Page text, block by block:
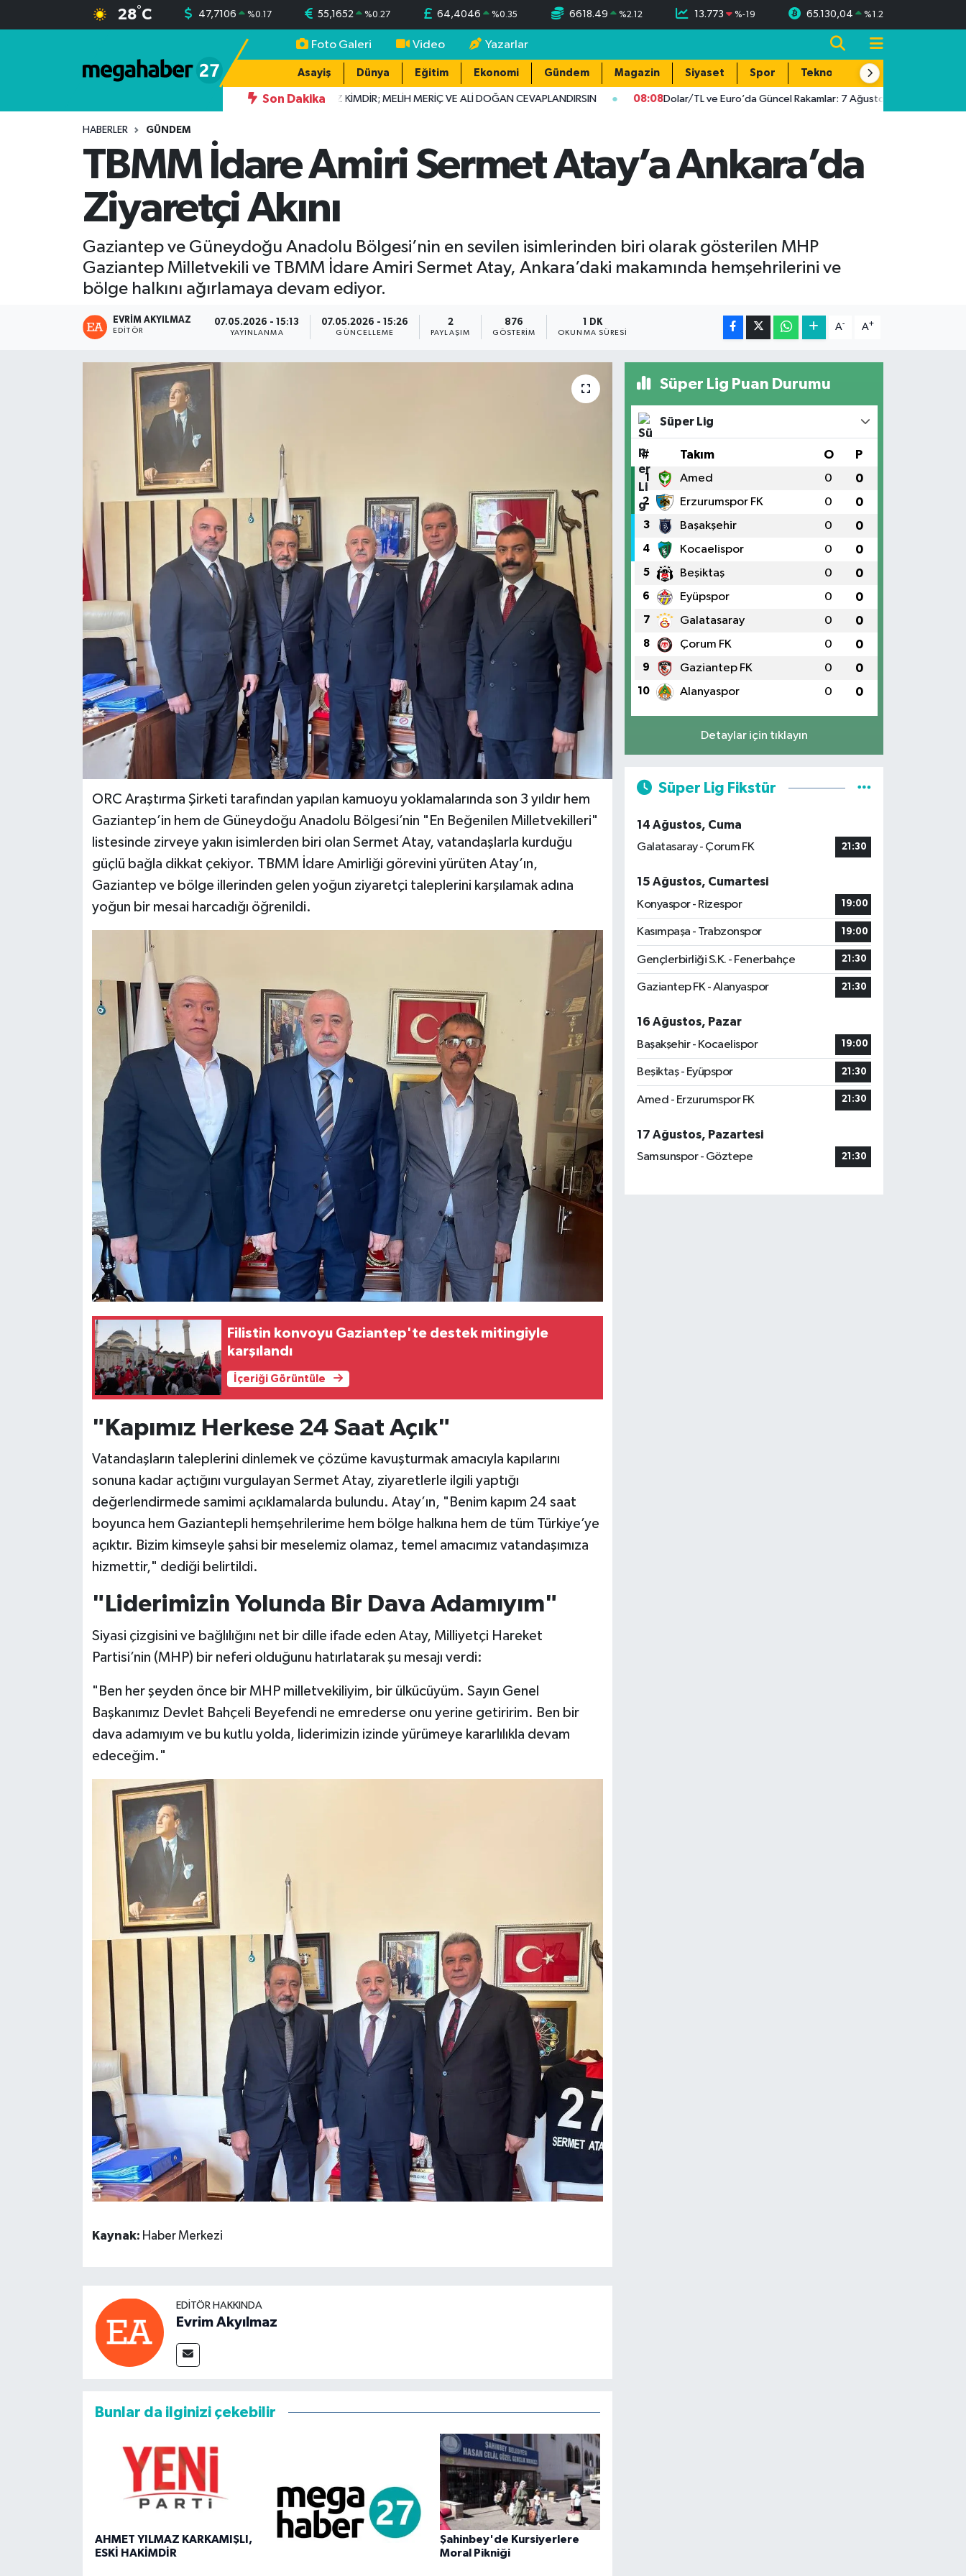
28°C 47,7106 %0.17 55,1652 %0.27 64,4046 %0.35 6618.49 %2.12 13.773 %-19 65.130,04 %1.2
Foto Galeri Video Yazarlar
Asayiş Dünya Eğitim Ekonomi Gündem Magazin Siyaset Spor Teknoloji
Son Dakika
AHMET YILMAZ KİMDİR; MELİH MERİÇ VE ALİ DOĞAN CEVAPLANDIRSIN 08:08 Dolar/TL ve Euro’da Güncel Rakamlar: 7 Ağustos 2026 Döviz Fiyatları
HABERLER GÜNDEM
TBMM İdare Amiri Sermet Atay’a Ankara’da
Ziyaretçi Akını
Gaziantep ve Güneydoğu Anadolu Bölgesi’nin en sevilen isimlerinden biri olarak gösterilen MHP
Gaziantep Milletvekili ve TBMM İdare Amiri Sermet Atay, Ankara’daki makamında hemşehrilerini ve
bölge halkını ağırlamaya devam ediyor.
EVRIM AKYILMAZ
EDITÖR
07.05.2026 - 15:13
YAYINLANMA
07.05.2026 - 15:26
GÜNCELLEME
2
PAYLAŞIM
876
GÖSTERIM
1 DK
OKUNMA SÜRESI
A- A+
ORC Araştırma Şirketi tarafından yapılan kamuoyu yoklamalarında son 3 yıldır hem
Gaziantep’in hem de Güneydoğu Anadolu Bölgesi’nin "En Beğenilen Milletvekilleri"
listesinde zirveye yakın isimlerden biri olan Sermet Atay, vatandaşlarla kurduğu
güçlü bağla dikkat çekiyor. TBMM İdare Amirliği görevini yürüten Atay’ın,
Gaziantep ve bölge illerinden gelen yoğun ziyaretçi taleplerini karşılamak adına
yoğun bir mesai harcadığı öğrenildi.
Filistin konvoyu Gaziantep'te destek mitingiyle
karşılandı
İçeriği Görüntüle
"Kapımız Herkese 24 Saat Açık"
Vatandaşların taleplerini dinlemek ve çözüme kavuşturmak amacıyla kapılarını
sonuna kadar açtığını vurgulayan Sermet Atay, ziyaretlerle ilgili yaptığı
değerlendirmede samimi açıklamalarda bulundu. Atay’ın, "Benim kapım 24 saat
boyunca hem Gaziantepli hemşehrilerime hem bölge halkına hem de tüm Türkiye’ye
açıktır. Bizim kimseyle şahsi bir meselemiz olamaz, temel amacımız vatandaşımıza
hizmettir," dediği belirtildi.
"Liderimizin Yolunda Bir Dava Adamıyım"
Siyasi çizgisini ve bağlılığını net bir dille ifade eden Atay, Milliyetçi Hareket
Partisi’nin (MHP) bir neferi olduğunu hatırlatarak şu mesajı verdi:
"Ben her şeyden önce bir MHP milletvekiliyim, bir ülkücüyüm. Sayın Genel
Başkanımız Devlet Bahçeli Beyefendi ne emrederse onu yerine getiririm. Ben bir
dava adamıyım ve bu kutlu yolda, liderimizin izinde yürümeye kararlılıkla devam
edeceğim."
Kaynak: Haber Merkezi
EDITÖR HAKKINDA
Evrim Akyılmaz
Bunlar da ilginizi çekebilir
AHMET YILMAZ KARKAMIŞLI,
ESKİ HAKİMDİR
Şahinbey'de Kursiyerlere
Moral Pikniği
Süper Lig Puan Durumu
Süper Lig
# Takım O P
1 Amed 0 0
2 Erzurumspor FK 0 0
3 Başakşehir 0 0
4 Kocaelispor 0 0
5 Beşiktaş 0 0
6 Eyüpspor 0 0
7 Galatasaray 0 0
8 Çorum FK 0 0
9 Gaziantep FK 0 0
10 Alanyaspor 0 0
Detaylar için tıklayın
Süper Lig Fikstür
14 Ağustos, Cuma
Galatasaray - Çorum FK
21:30
15 Ağustos, Cumartesi
Konyaspor - Rizespor
19:00
Kasımpaşa - Trabzonspor 19:00
Gençlerbirliği S.K. - Fenerbahçe 21:30
Gaziantep FK - Alanyaspor 21:30
16 Ağustos, Pazar
Başakşehir - Kocaelispor
19:00
Beşiktaş - Eyüpspor 21:30
Amed - Erzurumspor FK 21:30
17 Ağustos, Pazartesi
Samsunspor - Göztepe
21:30
Süper Lig Puan Durumu ve Fikstür
Tüm Manşetler
Son Dakika Haberleri
Haber Arşivi